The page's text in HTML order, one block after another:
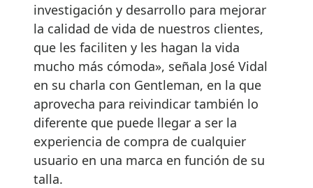
investigación y desarrollo para mejorar
la calidad de vida de nuestros clientes,
que les faciliten y les hagan la vida
mucho más cómoda», señala José Vidal
en su charla con Gentleman, en la que
aprovecha para reivindicar también lo
diferente que puede llegar a ser la
experiencia de compra de cualquier
usuario en una marca en función de su
talla.